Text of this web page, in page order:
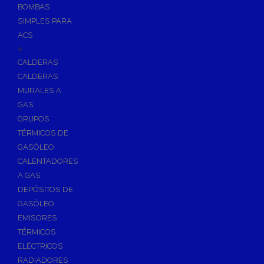
Sumideros para Piscinas
Accesorios para Piscinas
Productos Químicos para Piscinas
Reguladores de PH
Antialgas para Piscinas
Floculante para Piscinas
Cloro para Piscinas
Desinfección de Piscinas sin Cloro
Invernaje de Piscinas
Limpiadores de Piscinas
Kits Analizadores
Dosificadores
Riego, Jardín y Fuentes
BOMBAS
SIMPLES PARA
ACS
+
CALDERAS
CALDERAS
MURALES A
GAS
GRUPOS
TÉRMICOS DE
GASÓLEO
CALENTADORES
A GAS
DEPÓSITOS DE
GASÓLEO
EMISORES
TÉRMICOS
ELÉCTRICOS
RADIADORES